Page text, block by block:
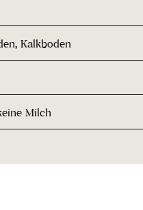
Kalkboden
Milch